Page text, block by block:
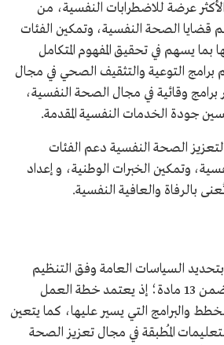
عرضة للاضطرابات النفسية، من
قضايا الصحة النفسية، وتمكين الفئات
بما يسهم في تحقيق المفهوم المتكامل
برامج التوعية والتثقيف الصحي في مجال
وقائية في مجال الصحة النفسية،
جودة الخدمات النفسية المقدمة.
الصحة النفسية دعم الفئات
وتمكين الخبرات الوطنية، و إعداد
بالرفاة والعافية النفسية.
السياسات العامة وفق التنظيم
الأساسي للمركز الذي يتضمن 13 مادة؛ إذ يعتمد خطة العمل
والبرامج التي يسير عليها، كما يتعين
المُطبقة في مجال تعزيز الصحة